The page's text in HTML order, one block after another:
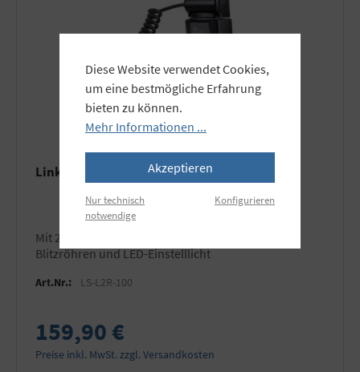
Linkstar Macro Ringblitz L2R-100 Universal
mit 2 unabhängig voneinander einstellbaren
Blitzröhren und LED-Einstelllicht
Art.Nr.: LS-L2R-100
159,90 €
Preise inkl. MwSt. zzgl. Versandkosten
Diese Website verwendet Cookies,
um eine bestmögliche Erfahrung
bieten zu können.
Mehr Informationen ...
Akzeptieren
Nur technisch
notwendige
Konfigurieren